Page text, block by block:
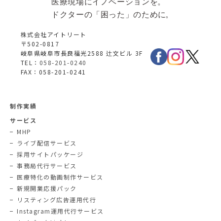
株式会社アイトリート
〒502-0817
岐阜県岐阜市長良福光2588 辻文ビル 3F
TEL： 058-201-0240
FAX：058-201-0241
制作実績
サービス
MHP
ライブ配信サービス
採用サイトパッケージ
事務局代行サービス
医療特化の動画制作サービス
新規開業応援パック
リスティング広告運用代行
Instagram運用代行サービス